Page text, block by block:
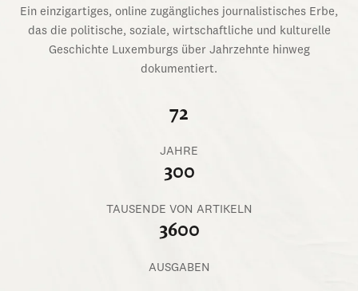
Ein einzigartiges, online zugängliches journalistisches Erbe,
das die politische, soziale, wirtschaftliche und kulturelle
Geschichte Luxemburgs über Jahrzehnte hinweg
dokumentiert.
72
JAHRE
300
TAUSENDE VON ARTIKELN
3600
AUSGABEN